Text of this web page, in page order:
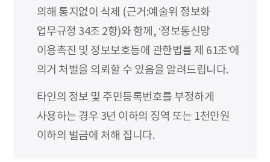
의해 통지없이 삭제 (근거:예술위 정보화
업무규정 34조 2항)와 함께, ‘정보통신망
이용촉진 및 정보보호등에 관한법률 제 61조’에
의거 처벌을 의뢰할 수 있음을 알려드립니다.
타인의 정보 및 주민등록번호를 부정하게
사용하는 경우 3년 이하의 징역 또는 1천만원
이하의 벌금에 처해 집니다.